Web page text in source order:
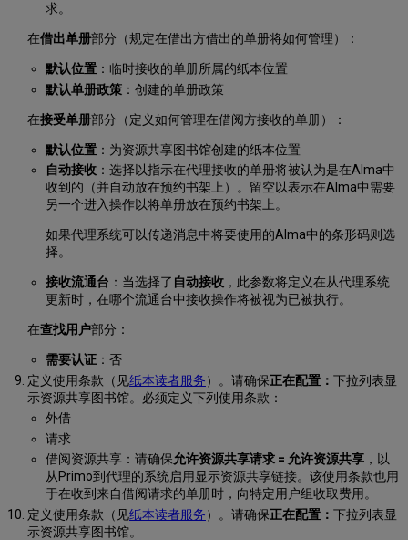
求。
在借出单册部分（规定在借出方借出的单册将如何管理）：
默认位置：临时接收的单册所属的纸本位置
默认单册政策：创建的单册政策
在接受单册部分（定义如何管理在借阅方接收的单册）：
默认位置：为资源共享图书馆创建的纸本位置
自动接收：选择以指示在代理接收的单册将被认为是在Alma中
收到的（并自动放在预约书架上）。留空以表示在Alma中需要
另一个进入操作以将单册放在预约书架上。
如果代理系统可以传递消息中将要使用的Alma中的条形码则选
择。
接收流通台 ：当选择了 自动接收，此参数将定义在从代理系统
更新时，在哪个流通台中接收操作将被视为已被执行。
在查找用户部分：
需要认证：否
定义使用条款（见纸本读者服务）。请确保正在配置： 下拉列表显
示资源共享图书馆。必须定义下列使用条款：
外借
请求
借阅资源共享：请确保允许资源共享请求 = 允许资源共享，以
从Primo到代理的系统启用显示资源共享链接。该使用条款也用
于在收到来自借阅请求的单册时，向特定用户组收取费用。
定义使用条款（见纸本读者服务）。请确保正在配置： 下拉列表显
示资源共享图书馆。